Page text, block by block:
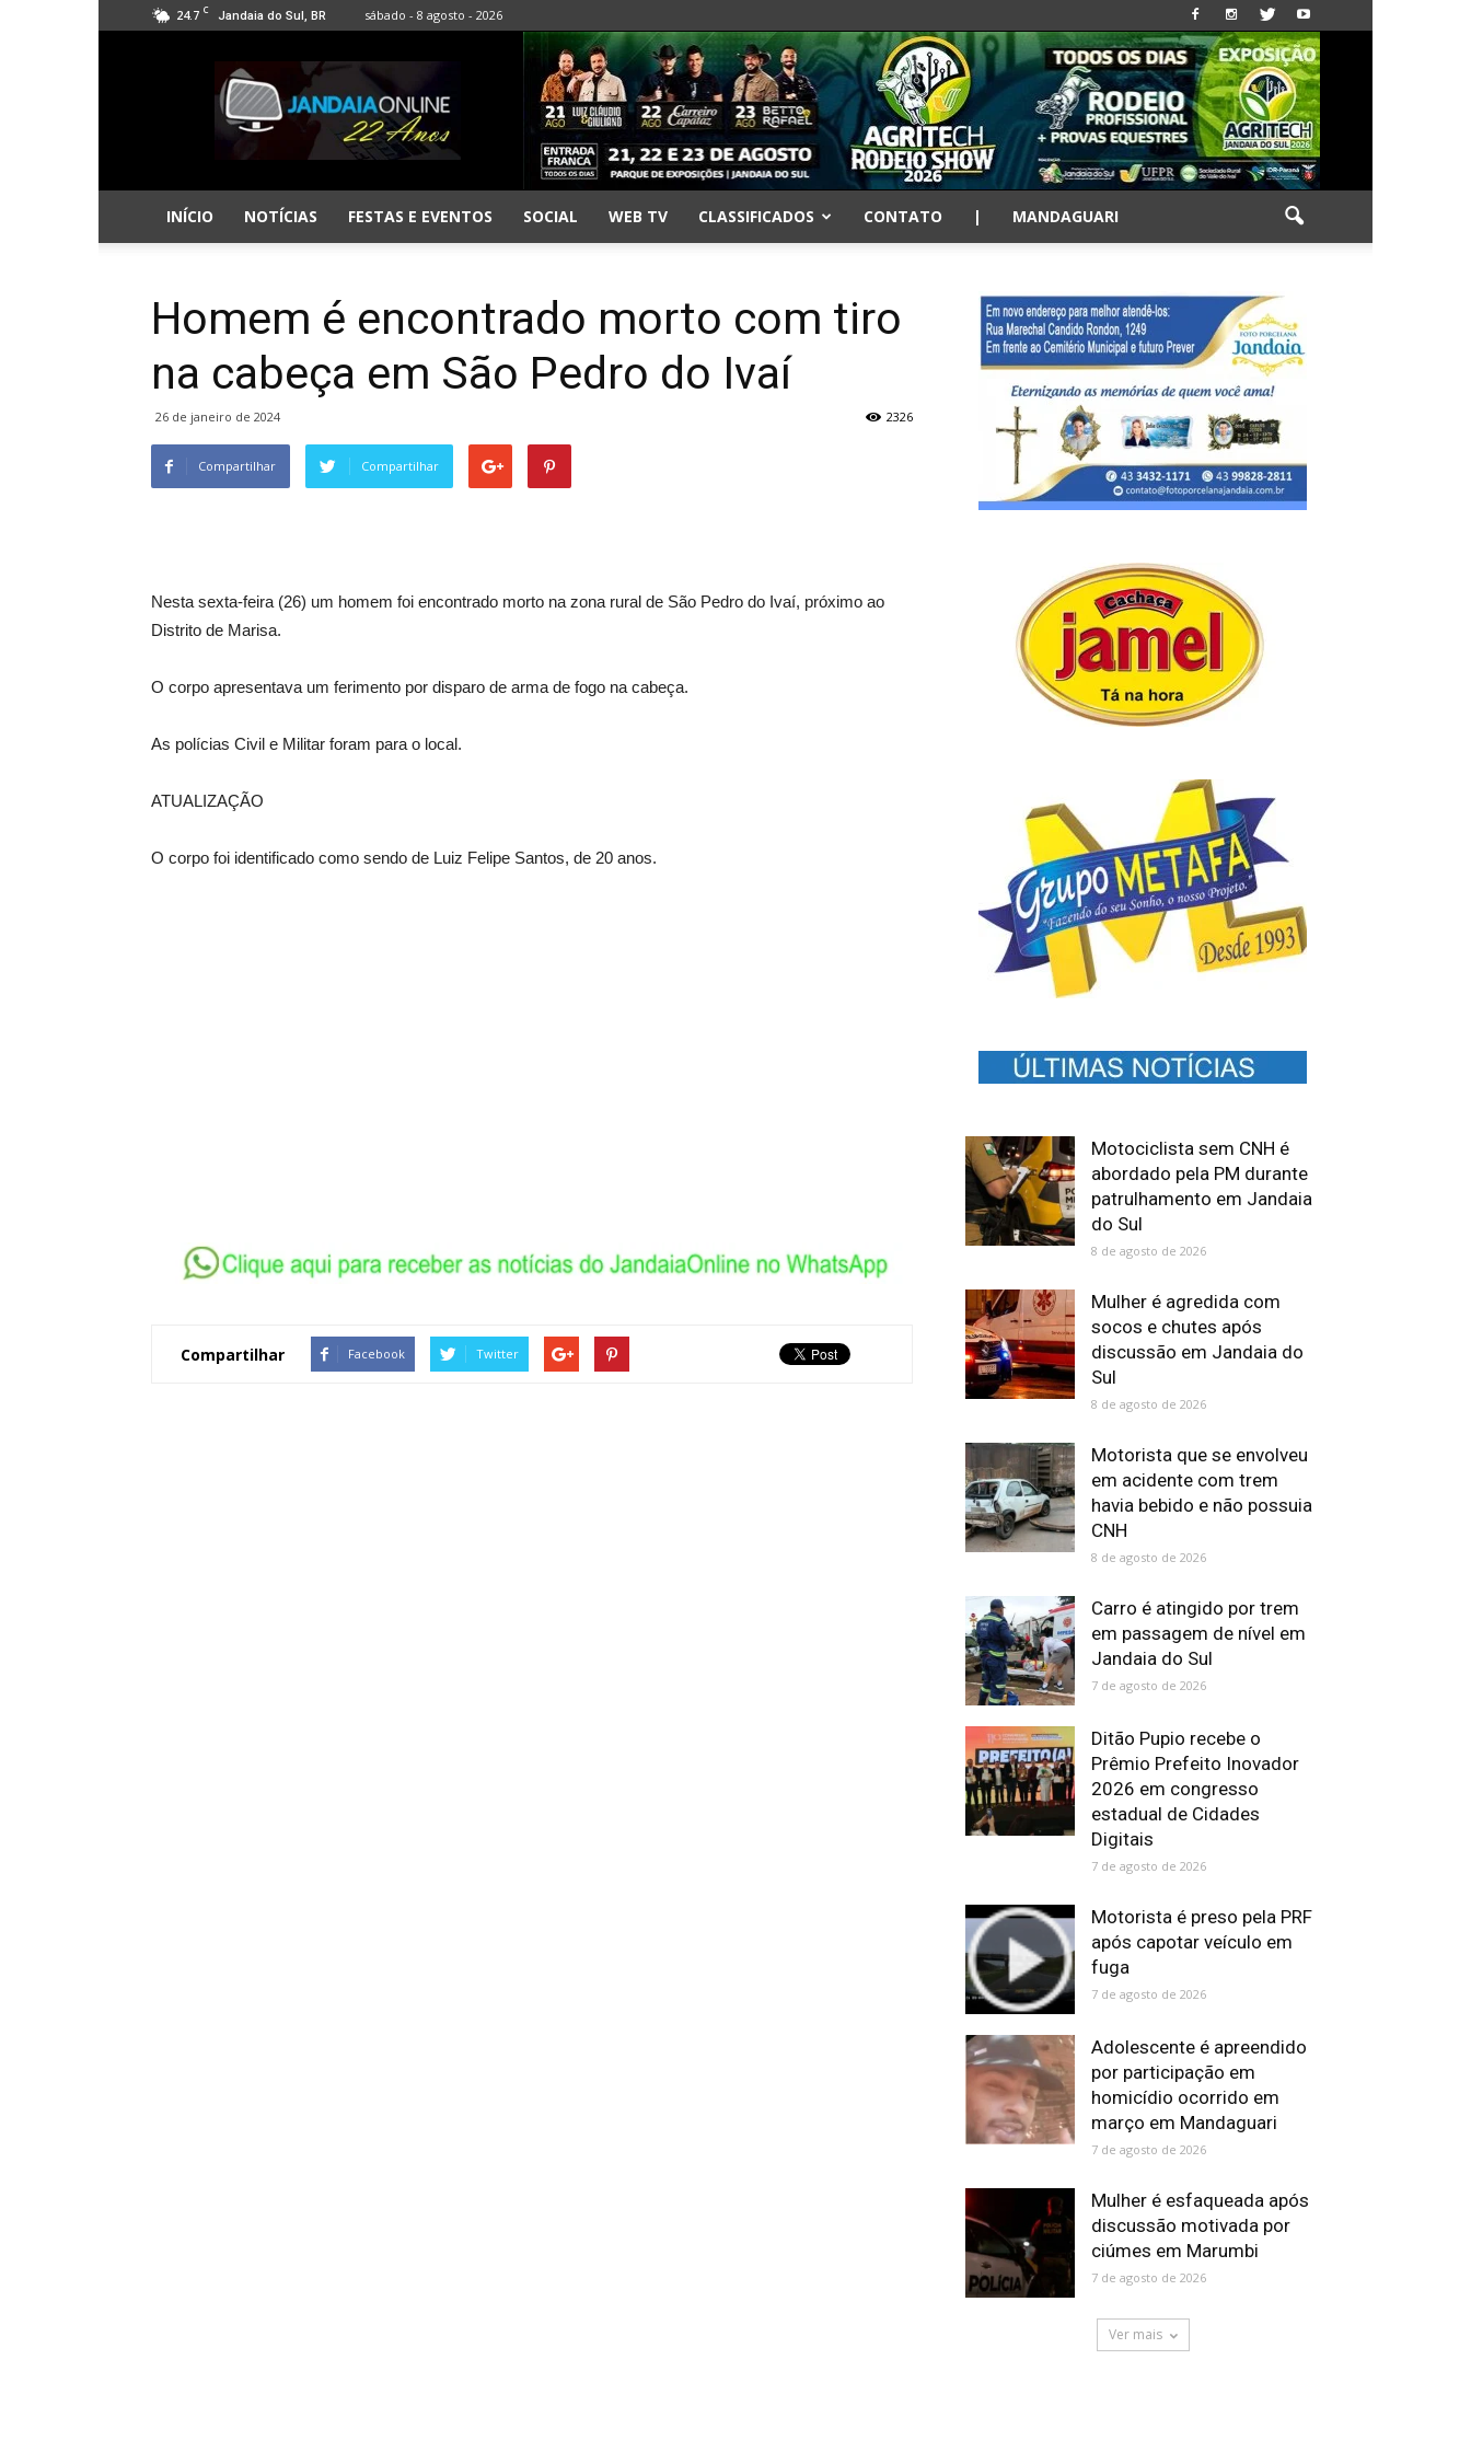
24.7 C Jandaia do Sul, BR sábado - 8 agosto - 2026
Jandaia
Online
INÍCIO NOTÍCIAS FESTAS E EVENTOS SOCIAL WEB TV CLASSIFICADOS CONTATO | MANDAGUARI
Homem é encontrado morto com tiro
na cabeça em São Pedro do Ivaí
26 de janeiro de 2024 2326
Compartilhar Compartilhar
Nesta sexta-feira (26) um homem foi encontrado morto na zona rural de São Pedro do Ivaí, próximo ao
Distrito de Marisa.
O corpo apresentava um ferimento por disparo de arma de fogo na cabeça.
As polícias Civil e Militar foram para o local.
ATUALIZAÇÃO
O corpo foi identificado como sendo de Luiz Felipe Santos, de 20 anos.
Compartilhar Facebook Twitter
Motociclista sem CNH é
abordado pela PM durante
patrulhamento em Jandaia
do Sul
8 de agosto de 2026
Mulher é agredida com
socos e chutes após
discussão em Jandaia do
Sul
8 de agosto de 2026
Motorista que se envolveu
em acidente com trem
havia bebido e não possuia
CNH
8 de agosto de 2026
Carro é atingido por trem
em passagem de nível em
Jandaia do Sul
7 de agosto de 2026
Ditão Pupio recebe o
Prêmio Prefeito Inovador
2026 em congresso
estadual de Cidades
Digitais
7 de agosto de 2026
Motorista é preso pela PRF
após capotar veículo em
fuga
7 de agosto de 2026
Adolescente é apreendido
por participação em
homicídio ocorrido em
março em Mandaguari
7 de agosto de 2026
Mulher é esfaqueada após
discussão motivada por
ciúmes em Marumbi
7 de agosto de 2026
Ver mais